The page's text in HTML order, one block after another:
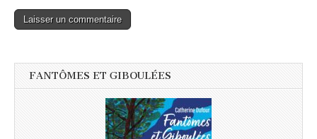
FANTÔMES ET GIBOULÉES